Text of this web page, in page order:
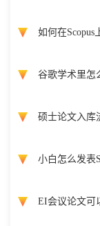
如何在
谷歌学术里怎
硕士论文入库
小白怎么发表
EI会议论文可